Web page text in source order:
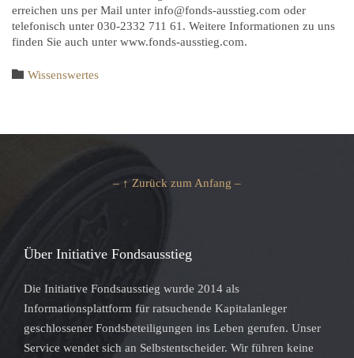
erreichen uns per Mail unter info@fonds-ausstieg.com oder
telefonisch unter 030-2332 711 61. Weitere Informationen zu uns
finden Sie auch unter www.fonds-ausstieg.com.
 Category
Wissenswertes
– ↑ Zurück zum Anfang –
Über Initiative Fondsausstieg
Die Initiative Fondsausstieg wurde 2014 als
Informationsplattform für ratsuchende Kapitalanleger
geschlossener Fondsbeteiligungen ins Leben gerufen. Unser
Service wendet sich an Selbstentscheider. Wir führen keine